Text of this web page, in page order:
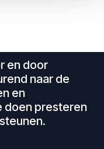
en door
naar de
en
doen presteren